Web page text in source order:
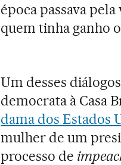
época passava
quem tinha ganho o
Um desses
democrata à Casa
dama dos Estados
mulher de um
processo de